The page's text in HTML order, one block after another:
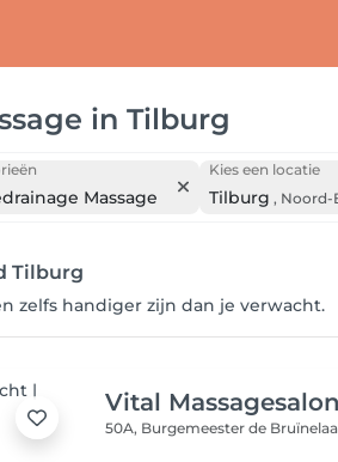
in Tilburg
Massage
Kies een locatie
Tilburg , Noord-
Tilburg
zelfs handiger zijn dan je verwacht.
Vital Massagesalon
50A, Burgemeester de